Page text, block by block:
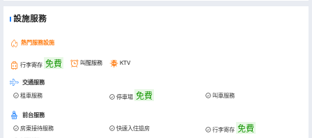
設施服務
熱門服務設施
行李寄存 免費 叫醒服務 KTV
交通服務
租車服務 停車場 免費 叫車服務
前台服務
房東接待服務 快速入住退房 行李寄存 免費